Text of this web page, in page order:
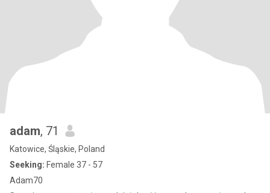
adam, 71
Katowice, Śląskie, Poland
Seeking: Female 37 - 57
Adam70